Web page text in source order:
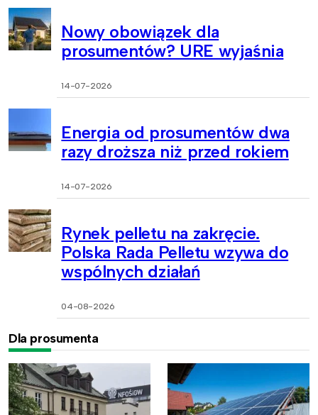
Nowy obowiązek dla
prosumentów? URE wyjaśnia
14-07-2026
Energia od prosumentów dwa
razy droższa niż przed rokiem
14-07-2026
Rynek pelletu na zakręcie.
Polska Rada Pelletu wzywa do
wspólnych działań
04-08-2026
Dla prosumenta